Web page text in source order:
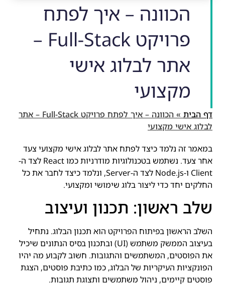
הכוונה – איך לפתח
פרויקט Full-Stack –
אתר לבלוג אישי
מקצועי
דף הבית »
הכוונה – איך לפתח פרויקט Full-Stack – אתר
לבלוג אישי מקצועי
במאמר זה נלמד כיצד לפתח אתר לבלוג אישי מקצועי צעד
אחר צעד. נשתמש בטכנולוגיות מודרניות כמו React לצד ה-
Client ו-Node.js לצד ה-Server, ונלמד כיצד לחבר את כל
החלקים יחד כדי ליצור בלוג שימושי ומקצועי.
שלב ראשון: תכנון ועיצוב
השלב הראשון בפיתוח הפרויקט הוא תכנון הבלוג. נתחיל
בעיצוב הממשק משתמש (UI) ובתכנון בסיס הנתונים שיכיל
את הפוסטים, המשתמשים והתגובות. חשוב לקבוע מה יהיו
הפונקציות העיקריות של הבלוג, כמו כתיבת פוסטים, הצגת
פוסטים קיימים, ניהול משתמשים ותצוגת תגובות.